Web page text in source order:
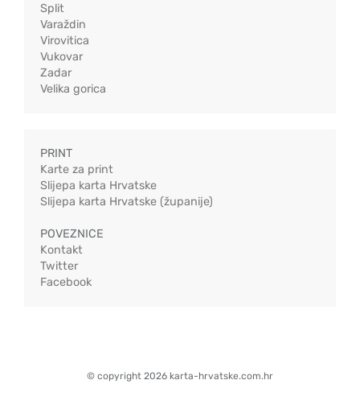
Split
Varaždin
Virovitica
Vukovar
Zadar
Velika gorica
PRINT
Karte za print
Slijepa karta Hrvatske
Slijepa karta Hrvatske (županije)
POVEZNICE
Kontakt
Twitter
Facebook
© copyright 2026 karta-hrvatske.com.hr